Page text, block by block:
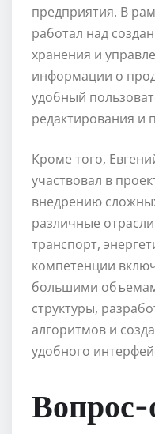
предприятия. В
работал над
хранения и
информации о
удобный
редактирования и
Кроме того,
участвовал в
внедрению
различные
транспорт,
компетенции
большими
структуры,
алгоритмов и
удобного
Вопрос-